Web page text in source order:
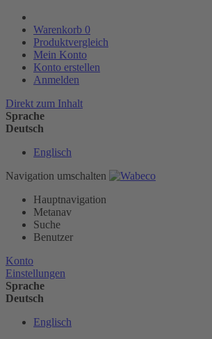
Warenkorb 0
Produktvergleich
Mein Konto
Konto erstellen
Anmelden
Direkt zum Inhalt
Sprache
Deutsch
Englisch
Navigation umschalten
Hauptnavigation
Metanav
Suche
Benutzer
Konto
Einstellungen
Sprache
Deutsch
Englisch